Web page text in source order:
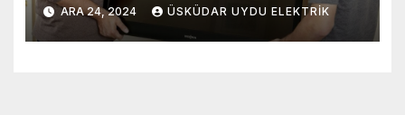
ARA 24, 2024 ÜSKÜDAR UYDU ELEKTRIK